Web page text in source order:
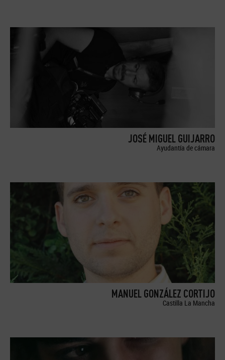
JOSÉ MIGUEL GUIJARRO
Ayudantía de cámara
MANUEL GONZÁLEZ CORTIJO
Castilla La Mancha